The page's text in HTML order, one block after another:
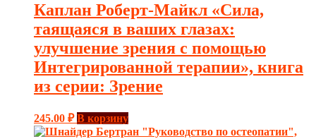
Каплан Роберт-Майкл «Сила,
таящаяся в ваших глазах:
улучшение зрения с помощью
Интегрированной терапии», книга
из серии: Зрение
245.00 ₽ В корзину